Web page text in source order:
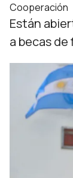
Cooperación
Están
a becas